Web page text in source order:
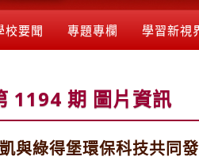
校要聞 專題專欄 學習新視
1194 期 圖片資訊
與綠得堡環保科技共同